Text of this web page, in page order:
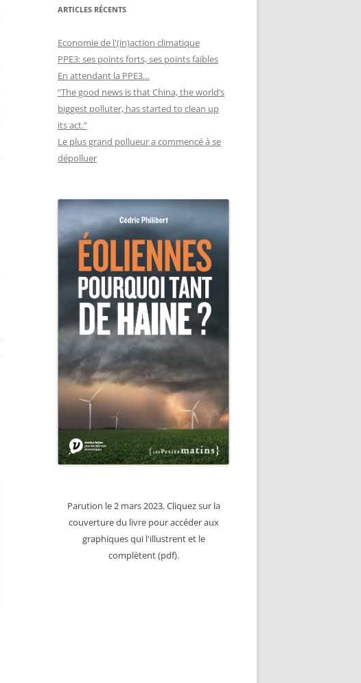
ARTICLES RÉCENTS
Economie de l'(in)action climatique
PPE3: ses points forts, ses points faibles
En attendant la PPE3…
“The good news is that China, the world’s
biggest polluter, has started to clean up
its act.”
Le plus grand pollueur a commencé à se
dépolluer
Parution le 2 mars 2023. Cliquez sur la
couverture du livre pour accéder aux
graphiques qui l'illustrent et le
complètent (pdf).